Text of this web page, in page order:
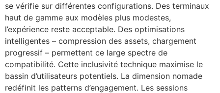
se vérifie sur différentes configurations. Des terminaux
haut de gamme aux modèles plus modestes,
l’expérience reste acceptable. Des optimisations
intelligentes – compression des assets, chargement
progressif – permettent ce large spectre de
compatibilité. Cette inclusivité technique maximise le
bassin d’utilisateurs potentiels. La dimension nomade
redéfinit les patterns d’engagement. Les sessions